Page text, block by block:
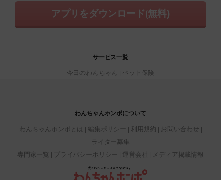
アプリをダウンロード(無料)
サービス一覧
今日のわんちゃん ペット保険
わんちゃんホンポについて
わんちゃんホンポとは 編集ポリシー 利用規約
お問い合わせ
ライター募集
専門家一覧
プライバシーポリシー 運営会社 メディア掲載情報